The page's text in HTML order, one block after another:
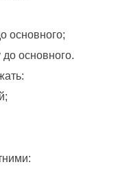
основного;
основного.